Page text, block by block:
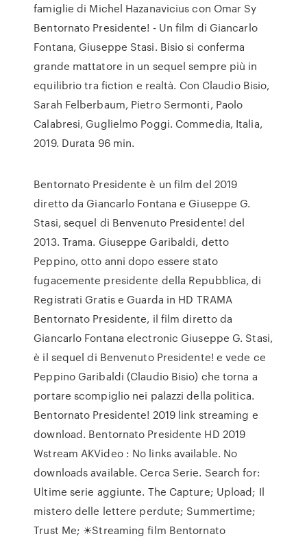
famiglie di Michel Hazanavicius con Omar Sy
Bentornato Presidente! - Un film di Giancarlo
Fontana, Giuseppe Stasi. Bisio si conferma
grande mattatore in un sequel sempre più in
equilibrio tra fiction e realtà. Con Claudio Bisio,
Sarah Felberbaum, Pietro Sermonti, Paolo
Calabresi, Guglielmo Poggi. Commedia, Italia,
2019. Durata 96 min.
Bentornato Presidente è un film del 2019
diretto da Giancarlo Fontana e Giuseppe G.
Stasi, sequel di Benvenuto Presidente! del
2013. Trama. Giuseppe Garibaldi, detto
Peppino, otto anni dopo essere stato
fugacemente presidente della Repubblica, di
Registrati Gratis e Guarda in HD TRAMA
Bentornato Presidente, il film diretto da
Giancarlo Fontana electronic Giuseppe G. Stasi,
è il sequel di Benvenuto Presidente! e vede ce
Peppino Garibaldi (Claudio Bisio) che torna a
portare scompiglio nei palazzi della politica.
Bentornato Presidente! 2019 link streaming e
download. Bentornato Presidente HD 2019
Wstream AKVideo : No links available. No
downloads available. Cerca Serie. Search for:
Ultime serie aggiunte. The Capture; Upload; Il
mistero delle lettere perdute; Summertime;
Trust Me; ☀Streaming film Bentornato